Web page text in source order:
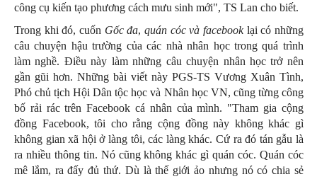
công cụ kiến tạo phương cách mưu sinh mới", TS Lan cho biết.
Trong khi đó, cuốn Gốc đa, quán cóc và facebooklại có những
câu chuyện hậu trường của các nhà nhân học trong quá trình
làm nghề. Điều này làm những câu chuyện nhân học trở nên
gần gũi hơn. Những bài viết này PGS-TS Vương Xuân Tình,
Phó chủ tịch Hội Dân tộc học và Nhân học VN, cũng từng công
bố rải rác trên Facebook cá nhân của mình. "Tham gia cộng
đồng Facebook, tôi cho rằng cộng đồng này không khác gì
không gian xã hội ở làng tôi, các làng khác. Cứ ra đó tán gẫu là
ra nhiều thông tin. Nó cũng không khác gì quán cóc. Quán cóc
mê lắm, ra đấy đủ thứ. Dù là thế giới ảo nhưng nó có chia sẻ